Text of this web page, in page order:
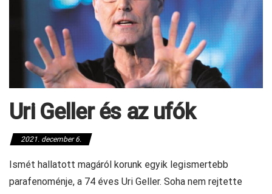
Uri Geller és az ufók
2021. december 6.
Ismét hallatott magáról korunk egyik legismertebb
parafenoménje, a 74 éves Uri Geller. Soha nem rejtette